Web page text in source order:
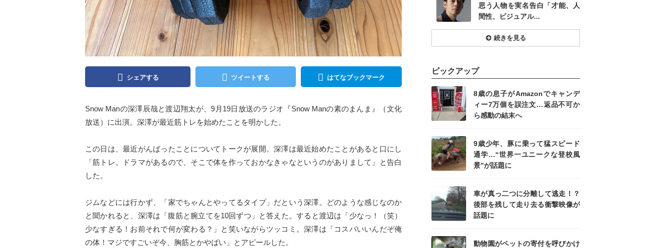
シェアする ツイートする はてなブックマーク
Snow Manの深澤辰哉と渡辺翔太が、9月19日放送のラジオ『Snow Manの素のまんま』（文化
放送）に出演。深澤が最近筋トレを始めたことを明かした。
この日は、最近がんばったことについてトークが展開。深澤は最近始めたことがあると口にし
「筋トレ。ドラマがあるので、そこで体を作っておかなきゃなというのがありまして」と告白
した。
ジムなどには行かず、「家でちゃんとやってるタイプ」だという深澤。どのような感じなのか
と聞かれると、深澤は「腹筋と腕立てを10回ずつ」と答えた。すると渡辺は「少なっ！（笑）
少なすぎる！お前それで何が変わる？」と笑いながらツッコミ。深澤は「コスパいいんだぞ俺
の体！マジですごいぞ今、胸筋とかやばい」とアピールした。
思う人物を実名告白「才能、人
間性、ビジュアル...
続きを見る
ピックアップ
8歳の息子がAmazonでキャンデ
ィー7万個を誤注文…返品不可か
ら感動の結末へ
記事を読む
9歳少年、豚に乗って猛スピード
通学…“世界一ユニークな登校風
景”が話題に
車が真っ二つに分離して逃走！？
後部を残して走り去る衝撃映像が
話題に
動物園がペットの寄付を呼びかけ
記事を読む